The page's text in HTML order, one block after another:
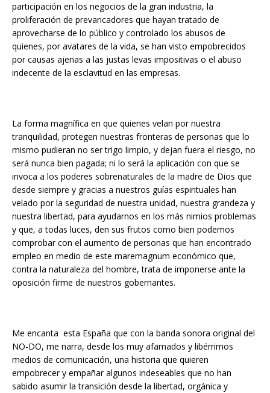
participación en los negocios de la gran industria, la
proliferación de prevaricadores que hayan tratado de
aprovecharse de lo público y controlado los abusos de
quienes, por avatares de la vida, se han visto empobrecidos
por causas ajenas a las justas levas impositivas o el abuso
indecente de la esclavitud en las empresas.
La forma magnífica en que quienes velan por nuestra
tranquilidad, protegen nuestras fronteras de personas que lo
mismo pudieran no ser trigo limpio, y dejan fuera el riesgo, no
será nunca bien pagada; ni lo será la aplicación con que se
invoca a los poderes sobrenaturales de la madre de Dios que
desde siempre y gracias a nuestros guías espirituales han
velado por la seguridad de nuestra unidad, nuestra grandeza y
nuestra libertad, para ayudarnos en los más nimios problemas
y que, a todas luces, den sus frutos como bien podemos
comprobar con el aumento de personas que han encontrado
empleo en medio de este maremagnum económico que,
contra la naturaleza del hombre, trata de imponerse ante la
oposición firme de nuestros gobernantes.
Me encanta esta España que con la banda sonora original del
NO-DO, me narra, desde los muy afamados y libérrimos
medios de comunicación, una historia que quieren
empobrecer y empañar algunos indeseables que no han
sabido asumir la transición desde la libertad, orgánica y